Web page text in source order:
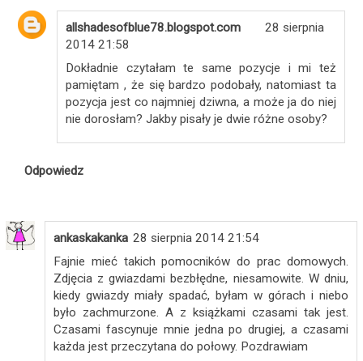
allshadesofblue78.blogspot.com
28 sierpnia
2014 21:58
Dokładnie czytałam te same pozycje i mi też
pamiętam , że się bardzo podobały, natomiast ta
pozycja jest co najmniej dziwna, a może ja do niej
nie dorosłam? Jakby pisały je dwie różne osoby?
Odpowiedz
ankaskakanka 28 sierpnia 2014 21:54
Fajnie mieć takich pomocników do prac domowych.
Zdjęcia z gwiazdami bezbłędne, niesamowite. W dniu,
kiedy gwiazdy miały spadać, byłam w górach i niebo
było zachmurzone. A z książkami czasami tak jest.
Czasami fascynuje mnie jedna po drugiej, a czasami
każda jest przeczytana do połowy. Pozdrawiam